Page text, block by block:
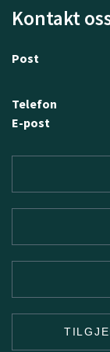
påvirke hvilke
utvikle
Kontakt
Post
Telefon
E-post